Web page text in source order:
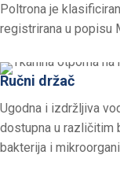
Poltrona je
registrirana u popisu
Ručni držač
Ugodna i izdržljiva
dostupna u različitim
bakterija i